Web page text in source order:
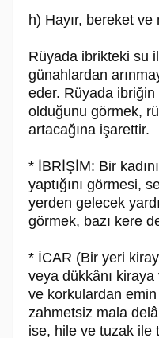
h) Hayır, bereket ve
Rüyada ibrikteki su
günahlardan
eder. Rüyada
olduğunu görmek,
artacağına işarettir.
* İBRİŞİM: Bir
yaptığını görmesi,
yerden gelecek
görmek, bazı kere
* İCAR (Bir yeri
veya dükkânı
ve korkulardan
zahmetsiz mala
ise, hile ve tuzak ile